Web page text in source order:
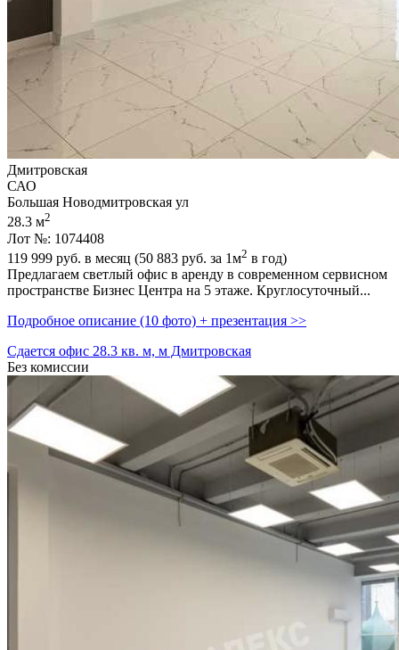
Дмитровская
САО
Большая Новодмитровская ул
28.3 м2
Лот №: 1074408
119 999 руб. в месяц (50 883 руб. за 1м2 в год)
Предлагаем светлый офис в аренду в современном сервисном
пространстве Бизнес Центра на 5 этаже. Круглосуточный...
Подробное описание (10 фото) + презентация >>
Сдается офис 28.3 кв. м, м Дмитровская
Без комиссии